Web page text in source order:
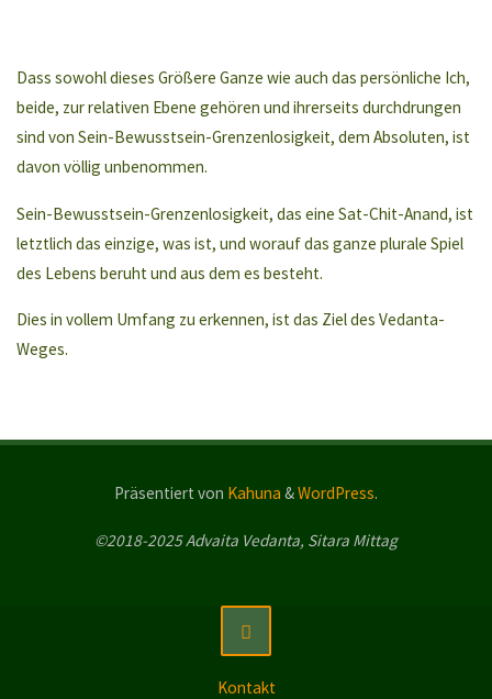
Dass sowohl dieses Größere Ganze wie auch das persönliche Ich,
beide, zur relativen Ebene gehören und ihrerseits durchdrungen
sind von Sein-Bewusstsein-Grenzenlosigkeit, dem Absoluten, ist
davon völlig unbenommen.
Sein-Bewusstsein-Grenzenlosigkeit, das eine Sat-Chit-Anand, ist
letztlich das einzige, was ist, und worauf das ganze plurale Spiel
des Lebens beruht und aus dem es besteht.
Dies in vollem Umfang zu erkennen, ist das Ziel des Vedanta-
Weges.
Präsentiert von Kahuna &WordPress.
©2018-2025 Advaita Vedanta, Sitara Mittag
Kontakt